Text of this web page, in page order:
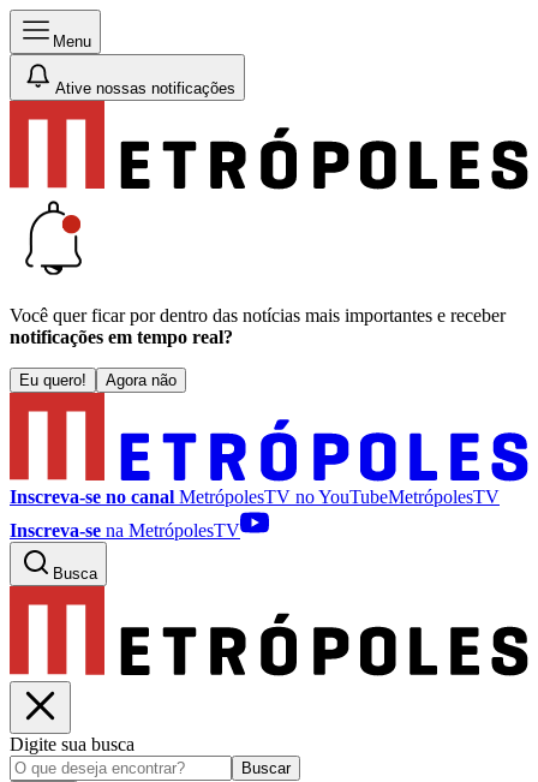
Menu
Ative nossas notificações
Você quer ficar por dentro das notícias mais importantes e receber
notificações em tempo real?
Eu quero! Agora não
Inscreva-se no canal MetrópolesTV noYouTubeMetrópolesTV
Inscreva-se na MetrópolesTV
Busca
Digite sua busca
Buscar